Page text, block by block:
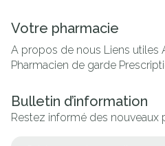
Votre pharmacie
A propos de nous Liens utiles
Pharmacien de garde
Bulletin d’information
Restez informé des